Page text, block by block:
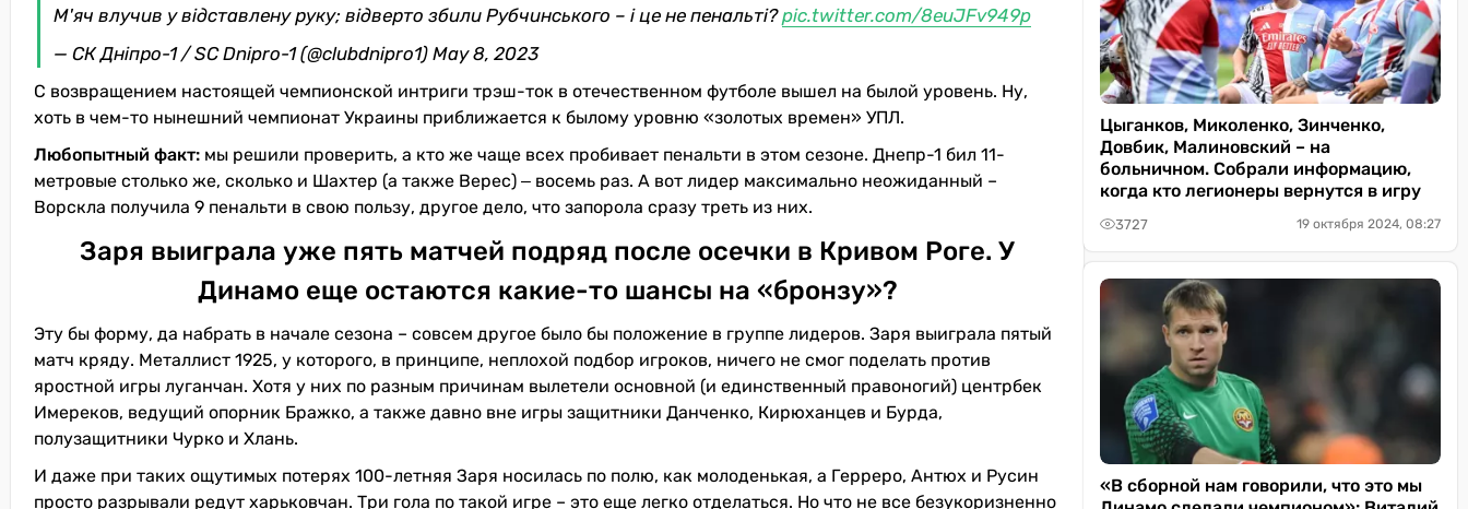
М'яч влучив у відставлену руку; відверто збили Рубчинського – і це не пенальті?pic.twitter.com/8euJFv949p
— СК Дніпро-1 / SC Dnipro-1 (@clubdnipro1) May 8, 2023
С возвращением настоящей чемпионской интриги трэш-ток в отечественном футболе вышел на былой уровень. Ну,
хоть в чем-то нынешний чемпионат Украины приближается к былому уровню «золотых времен» УПЛ.
Любопытный факт: мы решили проверить, а кто же чаще всех пробивает пенальти в этом сезоне. Днепр-1 бил 11-
метровые столько же, сколько и Шахтер (а также Верес) ‒ восемь раз. А вот лидер максимально неожиданный –
Ворскла получила 9 пенальти в свою пользу, другое дело, что запорола сразу треть из них.
Заря выиграла уже пять матчей подряд после осечки в Кривом Роге. У
Динамо еще остаются какие-то шансы на «бронзу»?
Эту бы форму, да набрать в начале сезона – совсем другое было бы положение в группе лидеров. Заря выиграла пятый
матч кряду. Металлист 1925, у которого, в принципе, неплохой подбор игроков, ничего не смог поделать против
яростной игры луганчан. Хотя у них по разным причинам вылетели основной (и единственный правоногий) центрбек
Имереков, ведущий опорник Бражко, а также давно вне игры защитники Данченко, Кирюханцев и Бурда,
полузащитники Чурко и Хлань.
И даже при таких ощутимых потерях 100-летняя Заря носилась по полю, как молоденькая, а Герреро, Антюх и Русин
просто разрывали редут харьковчан. Три гола по такой игре – это еще легко отделаться. Но что не все безукоризненно
Цыганков, Миколенко, Зинченко,
Довбик, Малиновский – на
больничном. Собрали информацию,
когда кто легионеры вернутся в игру
3727 19 октября 2024, 08:27
«В сборной нам говорили, что это мы